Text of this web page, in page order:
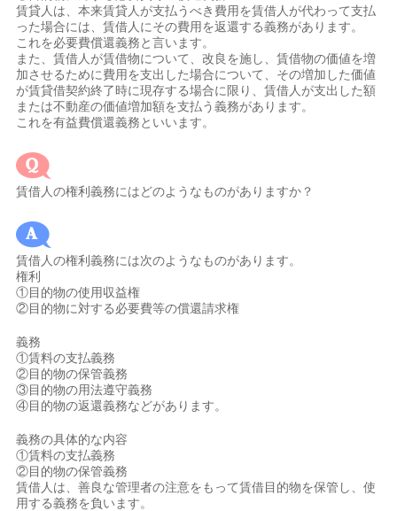
賃貸人は、本来賃貸人が支払うべき費用を賃借人が代わって支払
った場合には、賃借人にその費用を返還する義務があります。
これを必要費償還義務と言います。
また、賃借人が賃借物について、改良を施し、賃借物の価値を増
加させるために費用を支出した場合について、その増加した価値
が賃貸借契約終了時に現存する場合に限り、賃借人が支出した額
または不動産の価値増加額を支払う義務があります。
これを有益費償還義務といいます。
賃借人の権利義務にはどのようなものがありますか？
賃借人の権利義務には次のようなものがあります。
権利
①目的物の使用収益権
②目的物に対する必要費等の償還請求権
義務
①賃料の支払義務
②目的物の保管義務
③目的物の用法遵守義務
④目的物の返還義務などがあります。
義務の具体的な内容
①賃料の支払義務
②目的物の保管義務
賃借人は、善良な管理者の注意をもって賃借目的物を保管し、使
用する義務を負います。